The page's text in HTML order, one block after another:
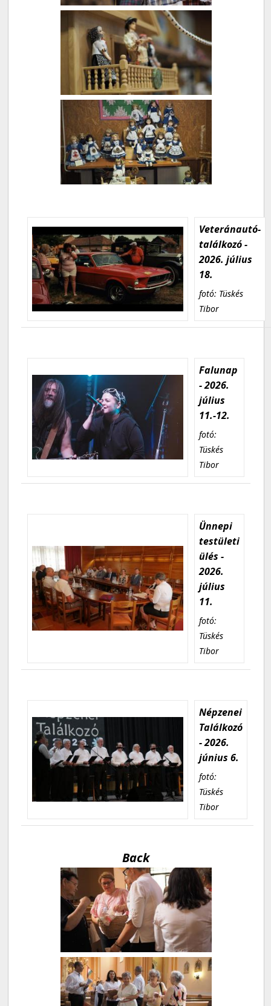
Veteránautó-
találkozó -
2026. július
18.
fotó: Tüskés
Tibor
Falunap
- 2026.
július
11.-12.
fotó:
Tüskés
Tibor
Ünnepi
testületi
ülés -
2026.
július
11.
fotó:
Tüskés
Tibor
Népzenei
Találkozó
- 2026.
június 6.
fotó:
Tüskés
Tibor
Back